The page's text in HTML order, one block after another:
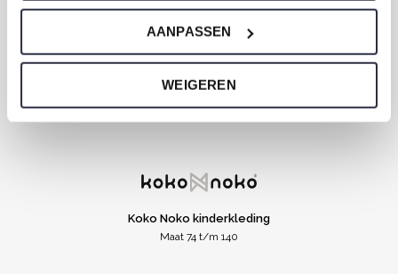
AANPASSEN
WEIGEREN
ONZE MERKEN
Koko Noko kinderkleding
Maat 74 t/m 140